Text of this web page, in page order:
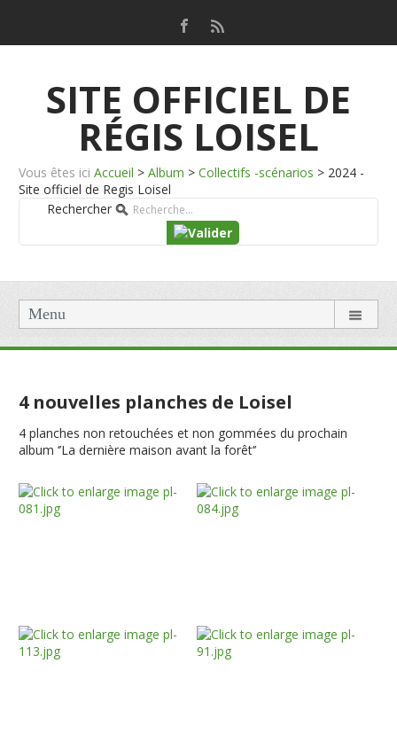
SITE OFFICIEL DE
RÉGIS LOISEL
Vous êtes ici Accueil > Album > Collectifs -scénarios > 2024 -
Site officiel de Regis Loisel
Rechercher
Menu
4 nouvelles planches de Loisel
4 planches non retouchées et non gommées du prochain
album ‘’La dernière maison avant la forêt‘’